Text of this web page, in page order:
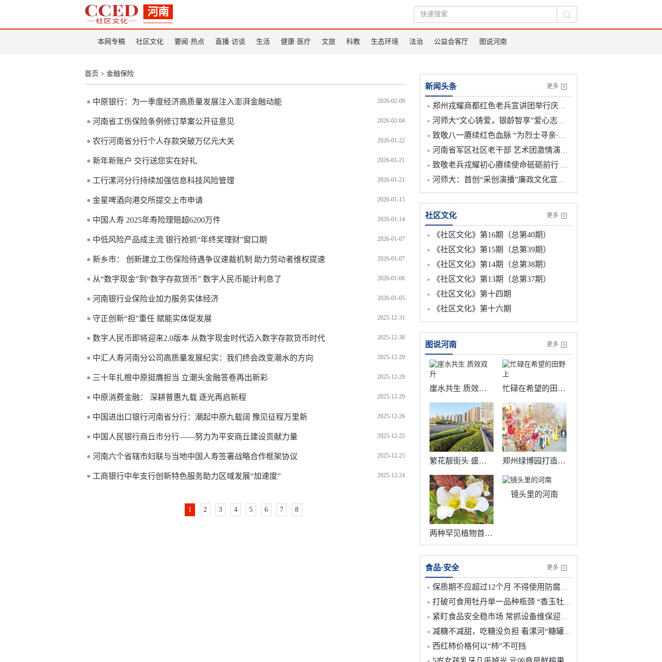
河南
本网专稿 社区文化 要闻·热点 直播·访谈 生活 健康·医疗 文旅 科教 生态环境 法治 公益会客厅 图说河南
首页 > 金融保险
中原银行：为一季度经济高质量发展注入澎湃金融动能 2026-02-09
河南省工伤保险条例修订草案公开征意见 2026-02-04
农行河南省分行个人存款突破万亿元大关 2026-01-22
新年新账户 交行送您实在好礼 2026-01-21
工行漯河分行持续加强信息科技风险管理 2026-01-21
金星啤酒向港交所提交上市申请 2026-01-15
中国人寿 2025年寿险理赔超6200万件 2026-01-14
中低风险产品成主流 银行抢抓“年终奖理财”窗口期 2026-01-07
新乡市： 创新建立工伤保险待遇争议速裁机制 助力劳动者维权提速 2026-01-07
从“数字现金”到“数字存款货币” 数字人民币能计利息了 2026-01-06
河南银行业保险业加力服务实体经济 2026-01-05
守正创新“担”重任 赋能实体促发展 2025-12-31
数字人民币即将迎来2.0版本 从数字现金时代迈入数字存款货币时代 2025-12-30
中汇人寿河南分公司高质量发展纪实：我们终会改变潮水的方向 2025-12-29
三十年扎根中原挺膺担当 立潮头金融答卷再出新彩 2025-12-29
中原消费金融： 深耕普惠九载 逐光再启新程 2025-12-29
中国进出口银行河南省分行：潮起中原九载阔 豫见征程万里新 2025-12-26
中国人民银行商丘市分行——努力为平安商丘建设贡献力量 2025-12-25
河南六个省辖市妇联与当地中国人寿签署战略合作框架协议 2025-12-25
工商银行中牟支行创新特色服务助力区域发展“加速度” 2025-12-24
1 2 3 4 5 6 7 8
新闻头条 更多
郑州戎耀商都红色老兵宣讲团举行庆祝中国人民解放军建军99周年暨纪念红军长征胜利90周年座谈会
河师大“文心铸爱，银龄智享”爱心志愿服务团暑期敬老实践活动以文心守护银龄 以陪伴温暖暮年
致敬八一赓续红色血脉 “为烈士寻亲·请英雄回家”主题活动在郑启动
河南省军区社区老干部 艺术团激情演唱《忠诚》
致敬老兵戎耀初心赓续使命砥砺前行 郑州金水区举办八一慰问及爱心人士表彰
河师大：首创“采创演播”廉政文化宣传新模式
社区文化 更多
《社区文化》第16期（总第40期）
《社区文化》第15期（总第39期）
《社区文化》第14期（总第38期）
《社区文化》第13期（总第37期）
《社区文化》第十四期
《社区文化》第十六期
图说河南 更多
崖水共生 质效双升 忙碌在希望的田野上
繁花靓街头 盛妆年味浓 郑州绿博园打造沉浸式年味体验
两种罕见植物首次花开绿城
镜头里的河南
食品·安全 更多
保质期不应超过12个月 不得使用防腐剂 预制菜将迎首个国标
打破可食用牡丹单一品种瓶颈 “香玉牡丹花”获批新食品原料
紧盯食品安全稳市场 常抓设备维保迎佳节
减糖不减甜，吃糖没负担 看漯河“糖罐子”如何革新
西红柿价格何以“柿”不可挡